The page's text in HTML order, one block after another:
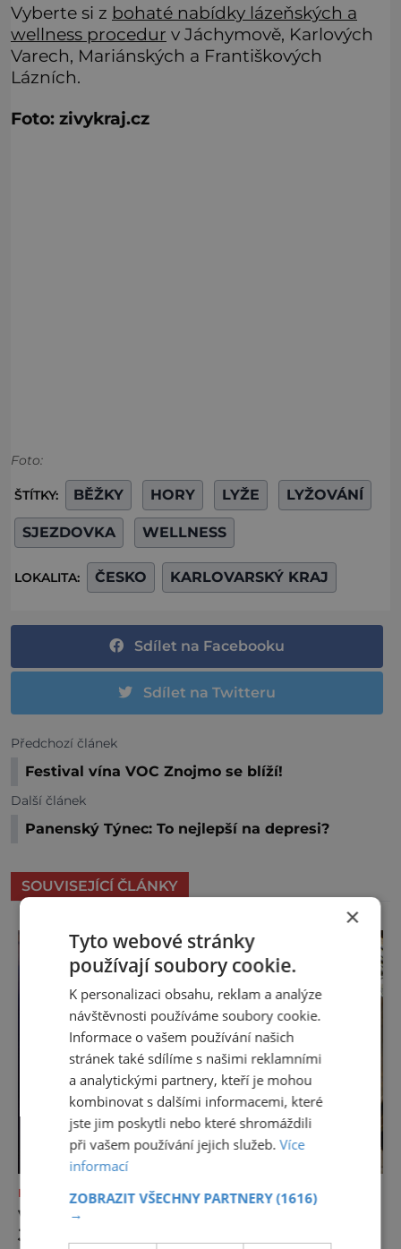
Vyberte si z bohaté nabídky lázeňských a
wellness procedur v Jáchymově, Karlových
Varech, Mariánských a Františkových
Lázních.
Foto: zivykraj.cz
Foto:
ŠTÍTKY: BĚŽKY HORY LYŽE LYŽOVÁNÍ
SJEZDOVKA WELLNESS
LOKALITA: ČESKO KARLOVARSKÝ KRAJ
Sdílet na Facebooku
Sdílet na Twitteru
Předchozí článek
Festival vína VOC Znojmo se blíží!
Další článek
Panenský Týnec: To nejlepší na depresi?
SOUVISEJÍCÍ ČLÁNKY
KAM S DĚTMI
V KUKSU OŽÍVAJÍ BRAUNOVY SOCHY
JAKO LOUTKY
×
Tyto webové stránky
používají soubory cookie.
K personalizaci obsahu, reklam a analýze
návštěvnosti používáme soubory cookie.
Informace o vašem používání našich
stránek také sdílíme s našimi reklamními
a analytickými partnery, kteří je mohou
kombinovat s dalšími informacemi, které
jste jim poskytli nebo které shromáždili
při vašem používání jejich služeb.Více
informací
ZOBRAZIT VŠECHNY PARTNERY(1616)
→